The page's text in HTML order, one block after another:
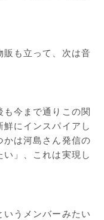
も立って、次は音
今まで通りこの関
にインスパイアし
は河島さん発信の
」、これは実現し
うメンバーみたい